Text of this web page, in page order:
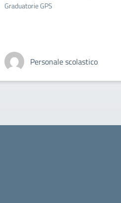
Graduatorie GPS
Personale scolastico